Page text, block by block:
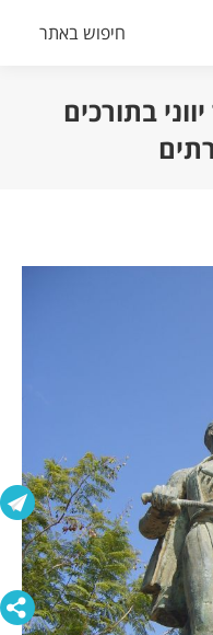
Search:
חיפוש באתר
בתורכים